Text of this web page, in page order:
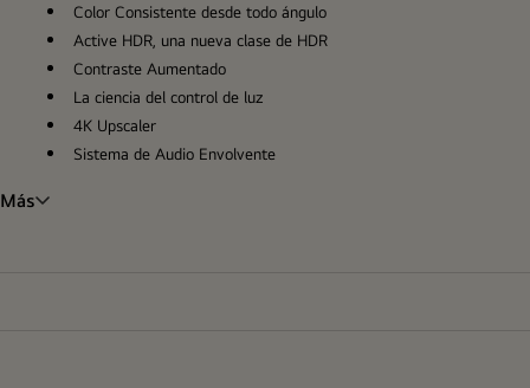
Color Consistente desde todo ángulo
Active HDR, una nueva clase de HDR
Contraste Aumentado
La ciencia del control de luz
4K Upscaler
Sistema de Audio Envolvente
Más